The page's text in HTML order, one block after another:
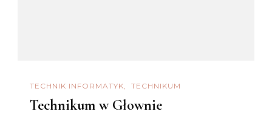
TECHNIK INFORMATYK TECHNIKUM
Technikum w Głownie